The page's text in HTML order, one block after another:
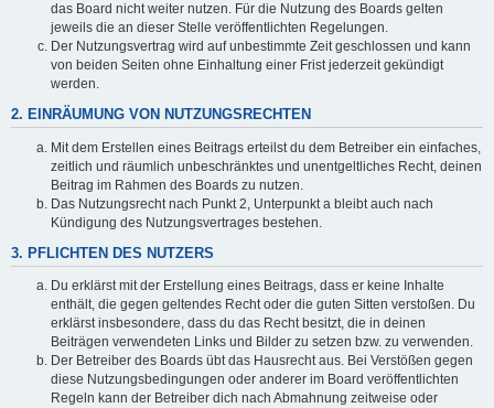
das Board nicht weiter nutzen. Für die Nutzung des Boards gelten
jeweils die an dieser Stelle veröffentlichten Regelungen.
Der Nutzungsvertrag wird auf unbestimmte Zeit geschlossen und kann
von beiden Seiten ohne Einhaltung einer Frist jederzeit gekündigt
werden.
2. EINRÄUMUNG VON NUTZUNGSRECHTEN
Mit dem Erstellen eines Beitrags erteilst du dem Betreiber ein einfaches,
zeitlich und räumlich unbeschränktes und unentgeltliches Recht, deinen
Beitrag im Rahmen des Boards zu nutzen.
Das Nutzungsrecht nach Punkt 2, Unterpunkt a bleibt auch nach
Kündigung des Nutzungsvertrages bestehen.
3. PFLICHTEN DES NUTZERS
Du erklärst mit der Erstellung eines Beitrags, dass er keine Inhalte
enthält, die gegen geltendes Recht oder die guten Sitten verstoßen. Du
erklärst insbesondere, dass du das Recht besitzt, die in deinen
Beiträgen verwendeten Links und Bilder zu setzen bzw. zu verwenden.
Der Betreiber des Boards übt das Hausrecht aus. Bei Verstößen gegen
diese Nutzungsbedingungen oder anderer im Board veröffentlichten
Regeln kann der Betreiber dich nach Abmahnung zeitweise oder